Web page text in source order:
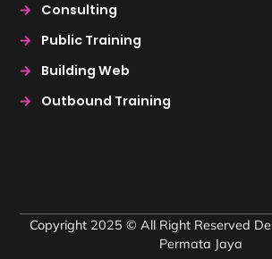
Consulting
Public Training
Building Web
Outbound Training
Copyright 2025 © All Right Reserved
Permata Jaya